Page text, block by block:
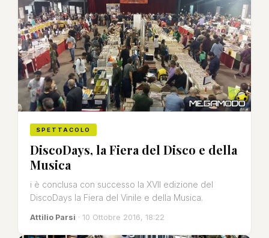
SPETTACOLO
DiscoDays, la Fiera del Disco e della
Musica
i è conclusa con successo la XVII edizione del
DiscoDays la Fiera del Vinile e della Musica.
Attilio Parsi · 10 Ottobre 2016, 18:22